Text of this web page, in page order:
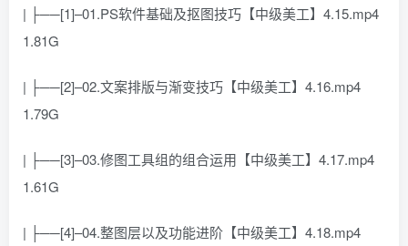
| ├──[1]–01.PS软件基础及抠图技巧【中级美工】4.15.mp4
1.81G
| ├──[2]–02.文案排版与渐变技巧【中级美工】4.16.mp4
1.79G
| ├──[3]–03.修图工具组的组合运用【中级美工】4.17.mp4
1.61G
| ├──[4]–04.整图层以及功能进阶【中级美工】4.18.mp4